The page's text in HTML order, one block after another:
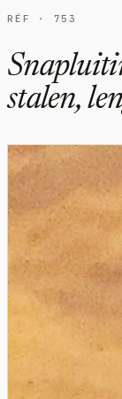
RÉF · 753
stalen,